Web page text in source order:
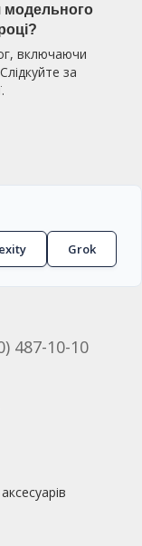
модельного
включаючи
за
Grok
487-10-10